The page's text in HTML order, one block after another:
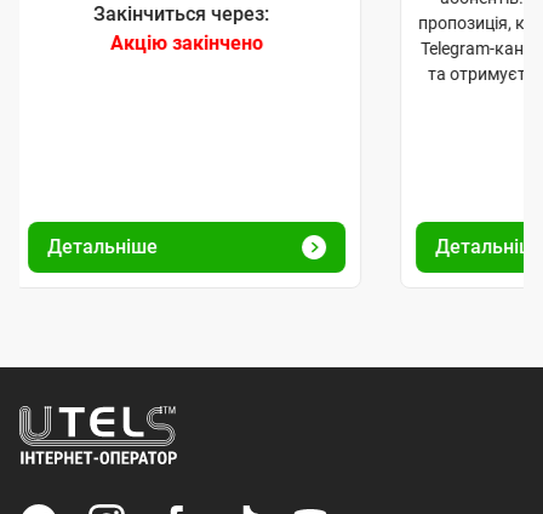
Закінчиться через:
Акцію закінчено
Детальніше
пропозиція,
Telegram-
та